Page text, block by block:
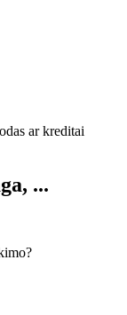
ar kreditai
...